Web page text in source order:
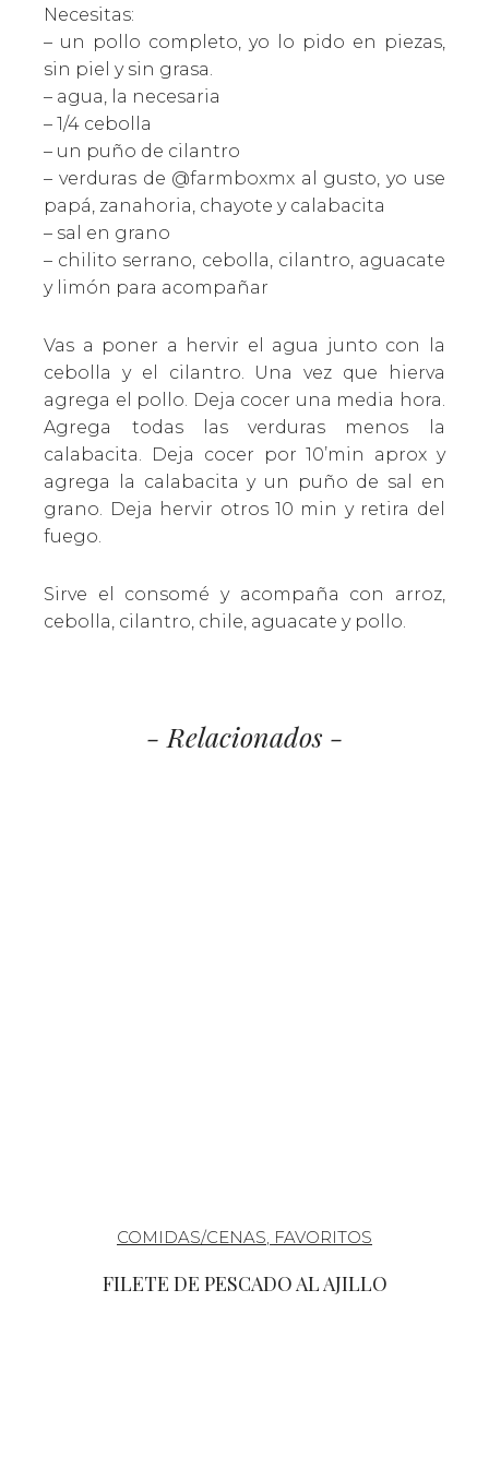
Necesitas:
– un pollo completo, yo lo pido en piezas,
sin piel y sin grasa.
– agua, la necesaria
– 1/4 cebolla
– un puño de cilantro
– verduras de @farmboxmx al gusto, yo use
papá, zanahoria, chayote y calabacita
– sal en grano
– chilito serrano, cebolla, cilantro, aguacate
y limón para acompañar
Vas a poner a hervir el agua junto con la
cebolla y el cilantro. Una vez que hierva
agrega el pollo. Deja cocer una media hora.
Agrega todas las verduras menos la
calabacita. Deja cocer por 10’min aprox y
agrega la calabacita y un puño de sal en
grano. Deja hervir otros 10 min y retira del
fuego.
Sirve el consomé y acompaña con arroz,
cebolla, cilantro, chile, aguacate y pollo.
- Relacionados -
COMIDAS/CENAS, FAVORITOS
FILETE DE PESCADO AL AJILLO